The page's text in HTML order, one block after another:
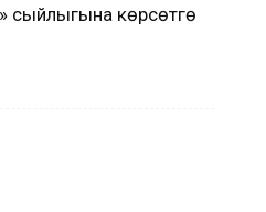
көрсөтүүгө